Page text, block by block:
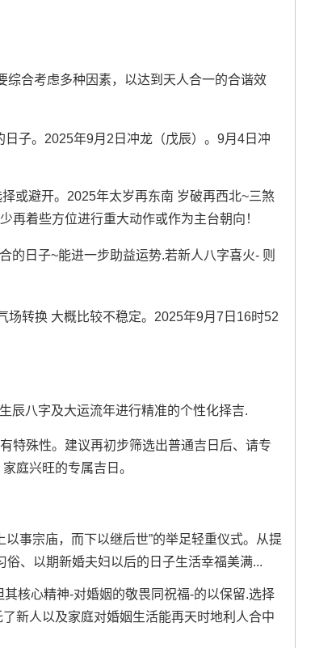
综合考虑多种因素，以达到天人合一的合谐效
子。2025年9月2日冲龙（戊辰）。9月4日冲
或避开。2025年太岁再东南 岁破再西北~三煞
再着些方位进行重大动作或作为主台朝向！
的日子~能进一步助益运势.若新人八字喜火- 则
场转换 大概比较不稳定。2025年9月7日16时52
辰八字及大运流年进行精准的个性化择吉.
特殊性。建议再初步筛选出普通吉日后、请专
庭兴旺的专属吉日。
以事宗庙，而下以继后世”的举足轻重仪式。从提
、以期新婚夫妇以后的日子生活幸福美满...
核心精神-对婚姻的敬畏同祝福-的以保留.选择
新人以及家庭对婚姻生活能再天时地利人合中